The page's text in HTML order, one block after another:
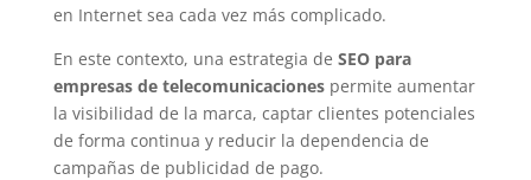
en Internet sea cada vez más complicado.
En este contexto, una estrategia de SEO para
empresas de telecomunicacionespermite aumentar
la visibilidad de la marca, captar clientes potenciales
de forma continua y reducir la dependencia de
campañas de publicidad de pago.